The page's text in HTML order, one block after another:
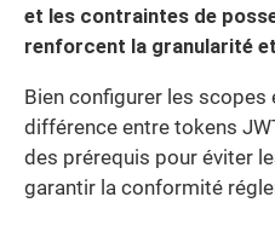
et les contraintes de
renforcent la granularité
Bien configurer les scopes
différence entre tokens
des prérequis pour éviter
garantir la conformité